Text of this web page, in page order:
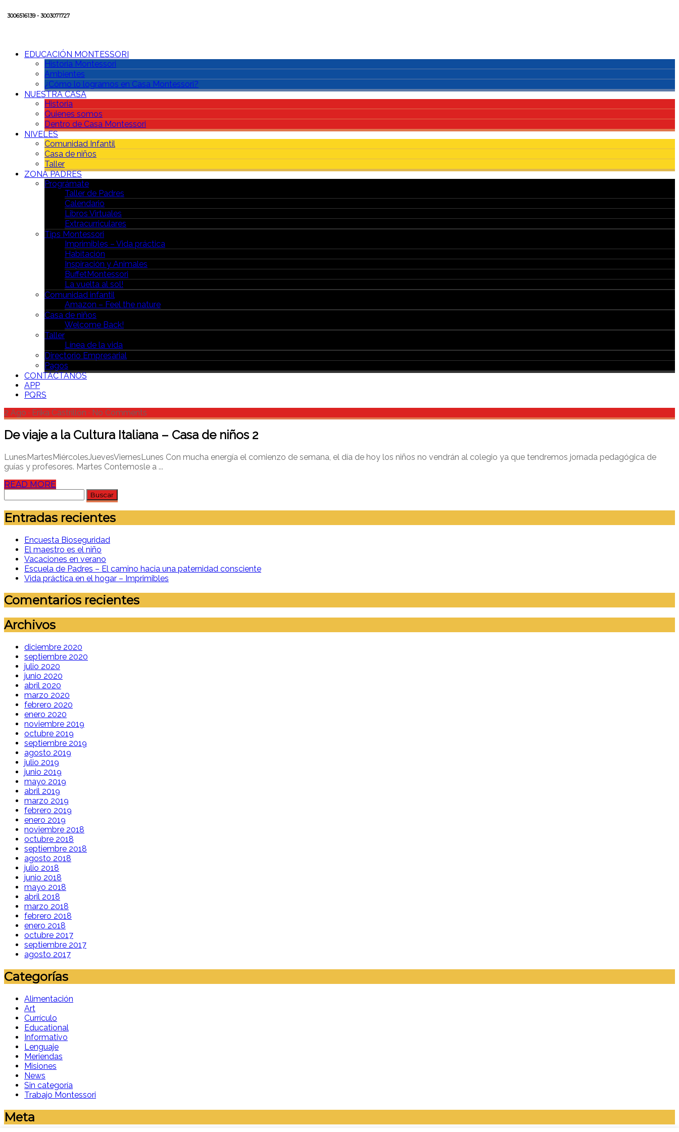
3006516139 - 3003071727
EDUCACIÓN MONTESSORI
Historia Montessori
Ambientes
¿Cómo lo logramos en Casa Montessori?
NUESTRA CASA
Historia
Quienes somos
Dentro de Casa Montessori
NIVELES
Comunidad Infantil
Casa de niños
Taller
ZONA PADRES
Prográmate
Taller de Padres
Calendario
Libros Virtuales
Extracurriculares
Tips Montessori
Imprimibles – Vida práctica
Habitación
Inspiración y Animales
BuffetMontessori
La vuelta al sol!
Comunidad infantil
Amazon – Feel the nature
Casa de niños
Welcome Back!
Taller
Línea de la vida
Directorio Empresarial
Pagos
CONTÁCTANOS
APP
PQRS
2 Ago · Erika Castrillón · No Comments
De viaje a la Cultura Italiana – Casa de niños 2
LunesMartesMiércolesJuevesViernesLunes Con mucha energía el comienzo de semana, el día de hoy los niños no vendrán al colegio ya que tendremos jornada pedagógica de
guías y profesores. Martes Contemosle a ...
READ MORE
Entradas recientes
Encuesta Bioseguridad
El maestro es el niño
Vacaciones en verano
Escuela de Padres – El camino hacia una paternidad consciente
Vida práctica en el hogar – Imprimibles
Comentarios recientes
Archivos
diciembre 2020
septiembre 2020
julio 2020
junio 2020
abril 2020
marzo 2020
febrero 2020
enero 2020
noviembre 2019
octubre 2019
septiembre 2019
agosto 2019
julio 2019
junio 2019
mayo 2019
abril 2019
marzo 2019
febrero 2019
enero 2019
noviembre 2018
octubre 2018
septiembre 2018
agosto 2018
julio 2018
junio 2018
mayo 2018
abril 2018
marzo 2018
febrero 2018
enero 2018
octubre 2017
septiembre 2017
agosto 2017
Categorías
Alimentación
Art
Currículo
Educational
Informativo
Lenguaje
Meriendas
Misiones
News
Sin categoría
Trabajo Montessori
Meta